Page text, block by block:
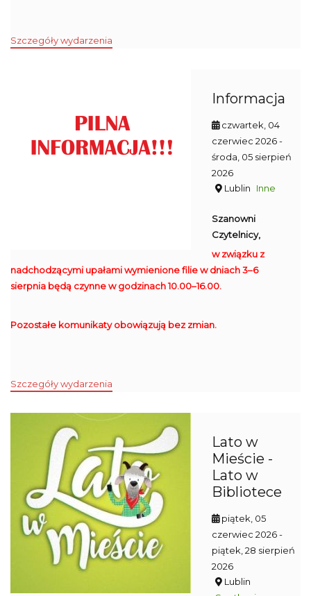
Szczegóły wydarzenia
Informacja
czwartek, 04
czerwiec 2026-
środa, 05 sierpień
2026
Lublin
Inne
Szanowni
Czytelnicy,
w związku z
nadchodzącymi upałami wymienione filie w dniach 3–6
sierpnia będą czynne w godzinach 10.00–16.00.
Pozostałe komunikaty obowiązują bez zmian.
Szczegóły wydarzenia
Lato w
Mieście -
Lato w
Bibliotece
piątek, 05
czerwiec 2026-
piątek, 28 sierpień
2026
Lublin